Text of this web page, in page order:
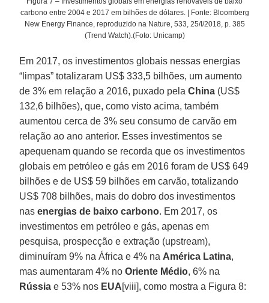
carbono entre 2004 e 2017 em bilhões de dólares. | Fonte: Bloomberg
New Energy Finance, reproduzido na Nature, 533, 25/I/2018, p. 385
(Trend Watch).(Foto: Unicamp)
Em 2017, os investimentos globais nessas energias
“limpas” totalizaram US$ 333,5 bilhões, um aumento
de 3% em relação a 2016, puxado pelaChina (US$
132,6 bilhões), que, como visto acima, também
aumentou cerca de 3% seu consumo de carvão em
relação ao ano anterior. Esses investimentos se
apequenam quando se recorda que os investimentos
globais em petróleo e gás em 2016 foram de US$ 649
bilhões e de US$ 59 bilhões em carvão, totalizando
US$ 708 bilhões, mais do dobro dos investimentos
nasenergias de baixo carbono. Em 2017, os
investimentos em petróleo e gás, apenas em
pesquisa, prospecção e extração (upstream),
diminuíram 9% na África e 4% na América Latina,
mas aumentaram 4% noOriente Médio, 6% na
Rússia e 53% nos EUA[viii], como mostra a Figura 8: